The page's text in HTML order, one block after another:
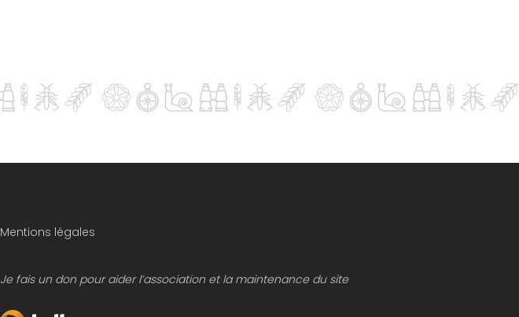
Mentions légales
Je fais un don pour aider l’association et la maintenance du site